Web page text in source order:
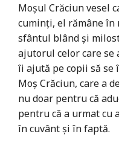
Moşul Crăciun vesel
cuminţi, el rămâne
sfântul blând şi
ajutorul celor care se
îi ajută pe copii să se
Moş Crăciun, care a
nu doar pentru că
pentru că a urmat cu
în cuvânt şi în faptă.